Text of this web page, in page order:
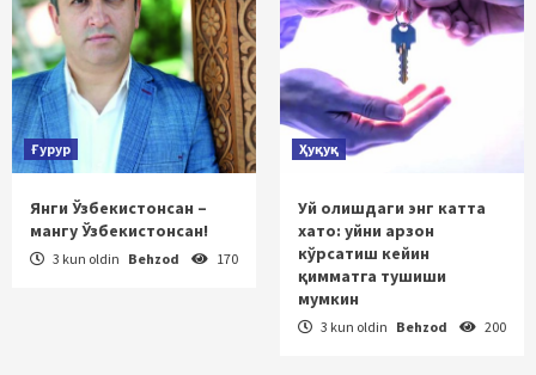
Ғурур
Янги Ўзбекистонсан –
мангу Ўзбекистонсан!
3 kun oldin Behzod 170
Ҳуқуқ
Уй олишдаги энг катта
хато: уйни арзон
кўрсатиш кейин
қимматга тушиши
мумкин
3 kun oldin Behzod 200